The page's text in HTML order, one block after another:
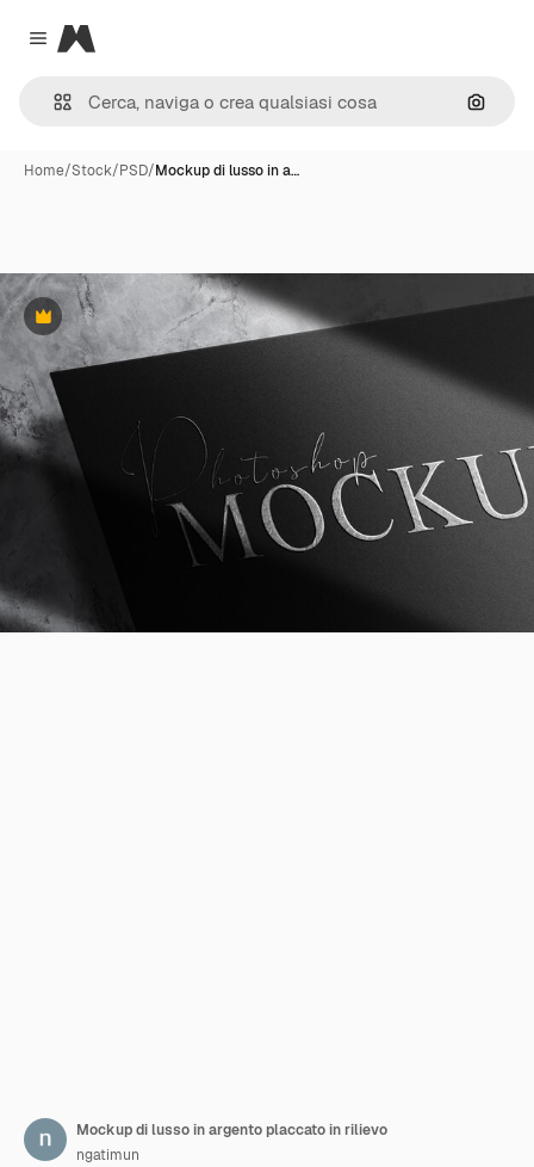
Close menu
Magnific
Cerca
Home/Stock/PSD/Mockup di lusso in a…
Premium
Mockup di lusso in argento placcato in rilievo
ngatimun